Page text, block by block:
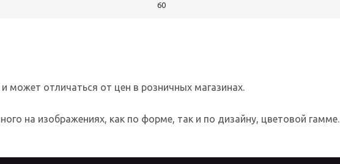
60
может отличаться от цен в розничных магазинах.
на изображениях, как по форме, так и по дизайну, цветовой гамме.